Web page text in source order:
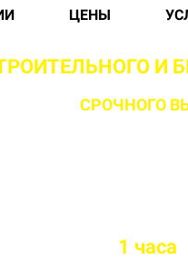
ЦЕНЫ
И
СРОЧНОГО
1 часа